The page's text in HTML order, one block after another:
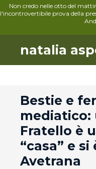
Non credo nelle otto del
l'incontrovertibile prova della
natalia
Bestie e
mediatico:
Fratello è
“casa” e
Avetrana